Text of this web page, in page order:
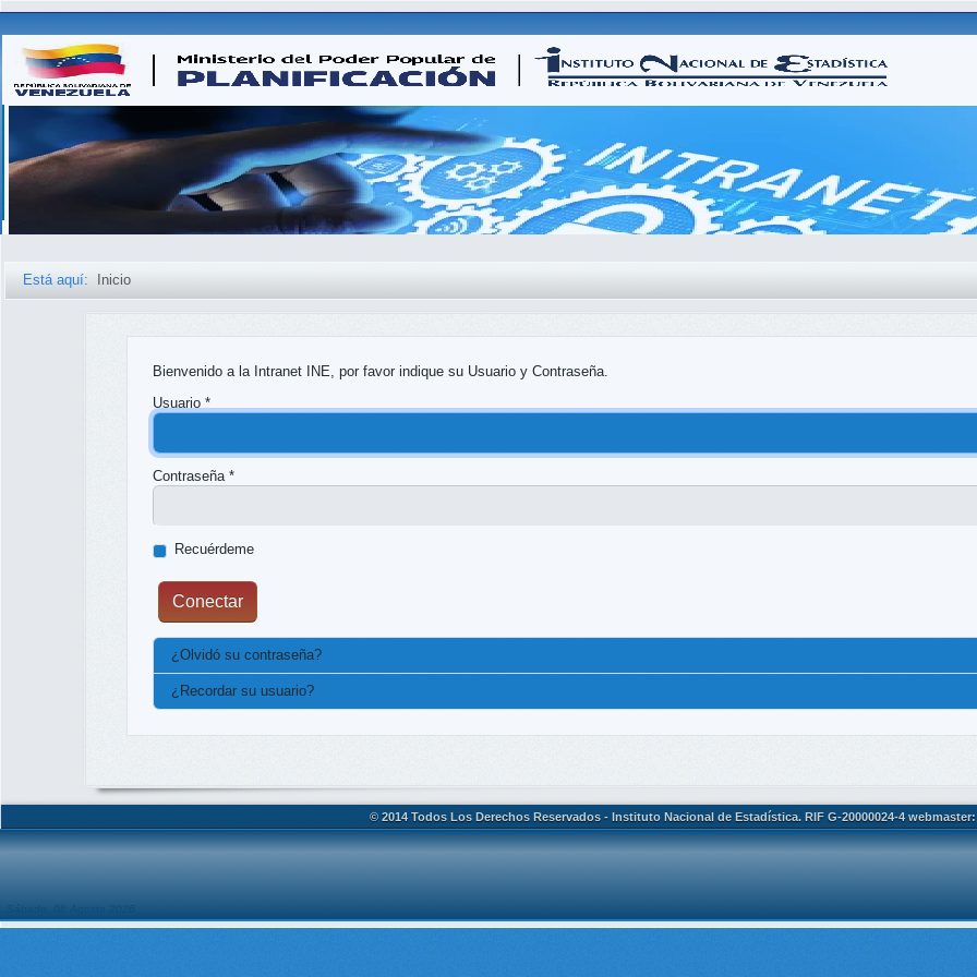
Está aquí: Inicio
© 2014 Todos Los Derechos Reservados - Instituto Nacional de Estadística. RIF G-20000024-4
Bienvenido a la Intranet INE, por favor indique su Usuario y Contraseña.
Usuario *
Contraseña *
Recuérdeme
Conectar
¿Olvidó su contraseña?
¿Recordar su usuario?